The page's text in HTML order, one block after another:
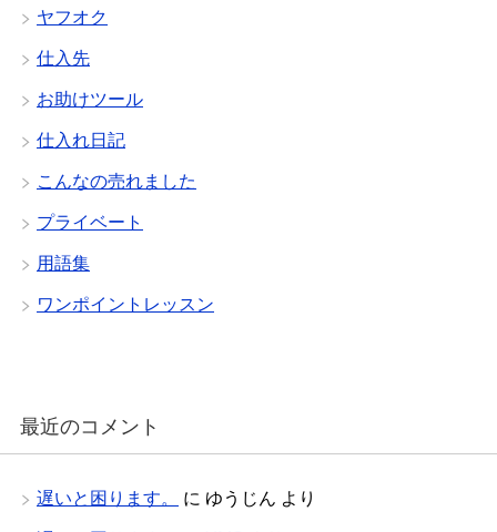
ヤフオク
仕入先
お助けツール
仕入れ日記
こんなの売れました
プライベート
用語集
ワンポイントレッスン
最近のコメント
遅いと困ります。 に ゆうじん より